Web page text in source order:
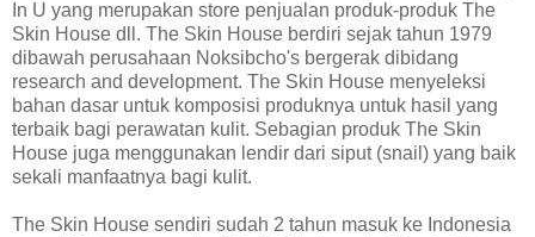
In U yang merupakan store penjualan produk-produk The
Skin House dll. The Skin House berdiri sejak tahun 1979
dibawah perusahaan Noksibcho's bergerak dibidang
research and development. The Skin House menyeleksi
bahan dasar untuk komposisi produknya untuk hasil yang
terbaik bagi perawatan kulit. Sebagian produk The Skin
House juga menggunakan lendir dari siput (snail) yang baik
sekali manfaatnya bagi kulit.
The Skin House sendiri sudah 2 tahun masuk ke Indonesia